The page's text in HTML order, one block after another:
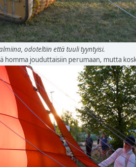
odoteltiin että tuuli tyyntyisi.
homma jouduttaisiin perumaan, mutta